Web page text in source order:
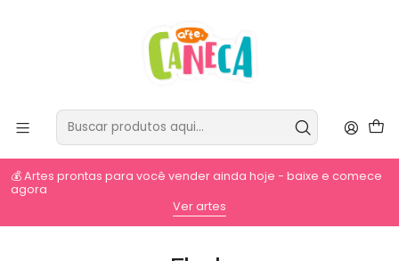
💰 Artes prontas para você vender ainda hoje - baixe e comece
agora
Ver artes